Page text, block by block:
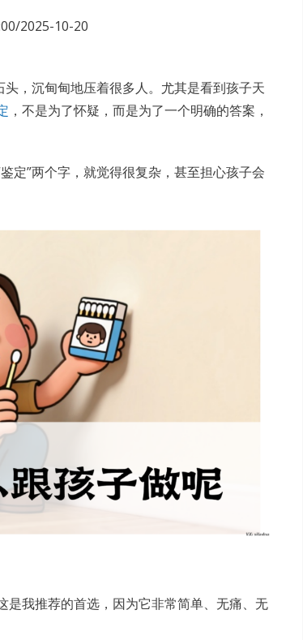
2025-10-20
，沉甸甸地压着很多人。尤其是看到孩子天
，不是为了怀疑，而是为了一个明确的答案，
定”两个字，就觉得很复杂，甚至担心孩子会
是我推荐的首选，因为它非常简单、无痛、无